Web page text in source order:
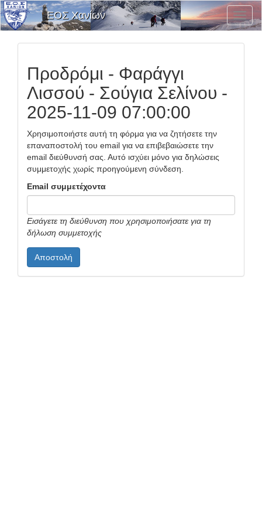
ΕΟΣ Χανίων
Προδρόμι - Φαράγγι
Λισσού - Σούγια Σελίνου -
2025-11-09 07:00:00
Χρησιμοποιήστε αυτή τη φόρμα για να ζητήσετε την
επαναποστολή του email για να επιβεβαιώσετε την
email διεύθυνσή σας. Αυτό ισχύει μόνο για δηλώσεις
συμμετοχής χωρίς προηγούμενη σύνδεση.
Email συμμετέχοντα
Εισάγετε τη διεύθυνση που χρησιμοποιήσατε για τη
δήλωση συμμετοχής